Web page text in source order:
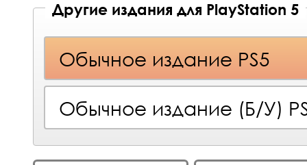
Другие издания для PlayStation 5
Обычное издание PS5
Обычное издание (Б/У)